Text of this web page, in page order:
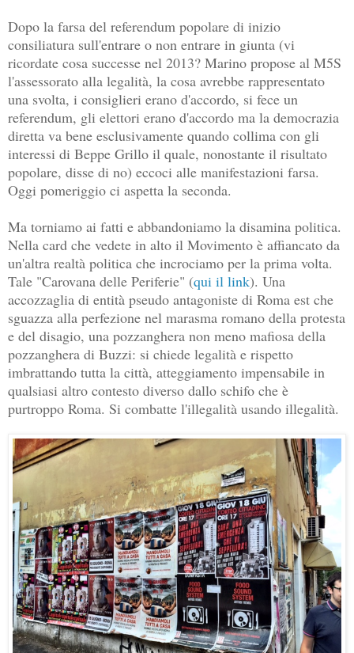
Dopo la farsa del referendum popolare di inizio
consiliatura sull'entrare o non entrare in giunta (vi
ricordate cosa successe nel 2013? Marino propose al M5S
l'assessorato alla legalità, la cosa avrebbe rappresentato
una svolta, i consiglieri erano d'accordo, si fece un
referendum, gli elettori erano d'accordo ma la democrazia
diretta va bene esclusivamente quando collima con gli
interessi di Beppe Grillo il quale, nonostante il risultato
popolare, disse di no) eccoci alle manifestazioni farsa.
Oggi pomeriggio ci aspetta la seconda.
Ma torniamo ai fatti e abbandoniamo la disamina politica.
Nella card che vedete in alto il Movimento è affiancato da
un'altra realtà politica che incrociamo per la prima volta.
Tale "Carovana delle Periferie" (qui il link). Una
accozzaglia di entità pseudo antagoniste di Roma est che
sguazza alla perfezione nel marasma romano della protesta
e del disagio, una pozzanghera non meno mafiosa della
pozzanghera di Buzzi: si chiede legalità e rispetto
imbrattando tutta la città, atteggiamento impensabile in
qualsiasi altro contesto diverso dallo schifo che è
purtroppo Roma. Si combatte l'illegalità usando illegalità.